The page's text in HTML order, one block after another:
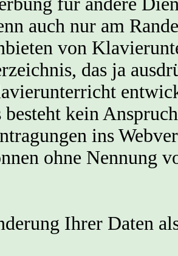
auch nur am
von
das ja
besteht kein
ins
ohne Nennung
Ihrer Daten